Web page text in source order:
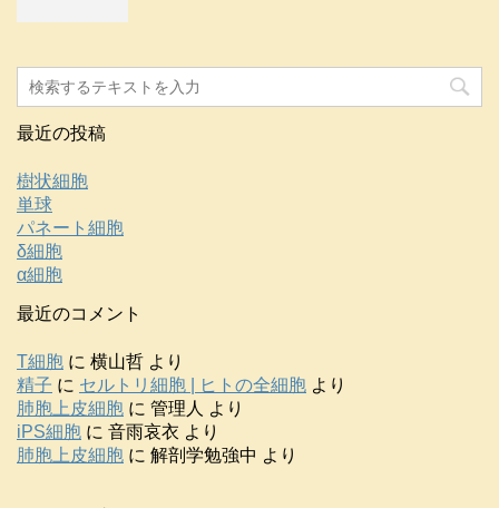
最近の投稿
樹状細胞
単球
パネート細胞
δ細胞
α細胞
最近のコメント
T細胞 に 横山哲 より
精子 に セルトリ細胞 | ヒトの全細胞 より
肺胞上皮細胞 に 管理人 より
iPS細胞 に 音雨哀衣 より
肺胞上皮細胞 に 解剖学勉強中 より